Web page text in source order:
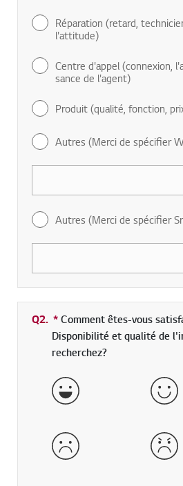
Réparation (retard,
l'attitude)
Centre d'appel (connexion,
sance de l'agent)
Produit (qualité, fonction,
Autres (Merci de spécifier
Autres (Merci de spécifier
Q2. *champs obligatoires
Comment êtes-vous
Disponibilité et qualité de
recherchez?
très bon bon
mauvais très